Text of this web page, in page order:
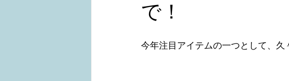
で！
今年注目アイテムの一つとして、久